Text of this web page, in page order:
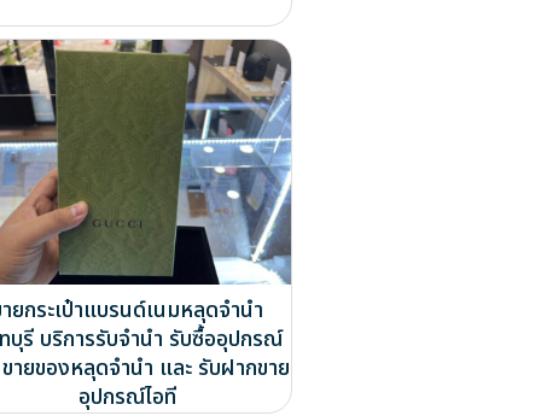
ยกระเป๋าแบรนด์เนมหลุดจำนำ
บุรี บริการรับจำนำ รับซื้ออุปกรณ์
ายของหลุดจำนำ และ รับฝากขาย
อุปกรณ์ไอที